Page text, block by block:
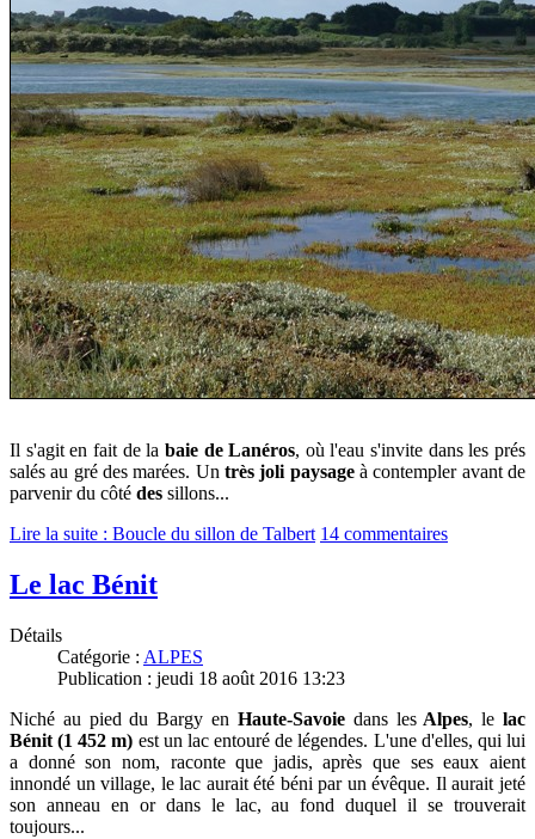
Il s'agit en fait de la baie de Lanéros, oùl'eau s'invite dans les prés
salés au gré des marées. Untrès joli paysageà contempler avant de
parvenir du côté des sillons...
Lire la suite : Boucle du sillon de Talbert 14 commentaires
Le lac Bénit
Détails
Catégorie : ALPES
Publication : jeudi 18 août 2016 13:23
Niché au pied du Bargy en Haute-Savoie dans lesAlpes, lelac
Bénit (1 452 m) est un lac entouré de légendes. L'une d'elles, qui lui
a donné son nom, raconte que jadis, après que ses eaux aient
innondé un village, le lac aurait été béni par un évêque. Il aurait jeté
son anneau en or dans le lac, au fond duquel il se trouverait
toujours...